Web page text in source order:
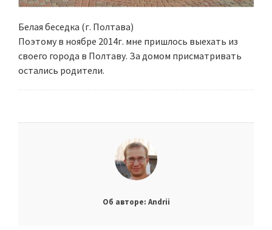
Белая беседка (г. Полтава)
Поэтому в ноябре 2014г. мне пришлось выехать из
своего города в Полтаву. За домом присматривать
остались родители.
Об авторе: Andrii